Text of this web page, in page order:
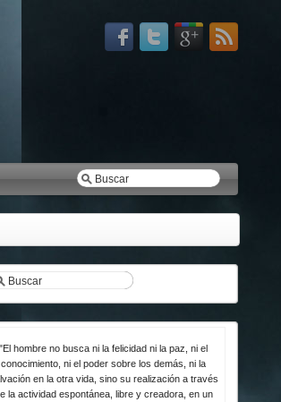
"El hombre no busca ni la felicidad ni la paz, ni el
conocimiento, ni el poder sobre los demás, ni la
en la otra vida, sino su realización a través
la actividad espontánea, libre y creadora, en un